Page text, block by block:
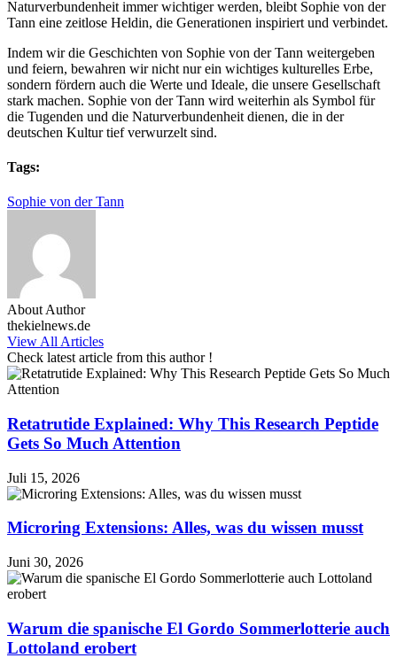
Naturverbundenheit immer wichtiger werden, bleibt Sophie von der
Tann eine zeitlose Heldin, die Generationen inspiriert und verbindet.
Indem wir die Geschichten von Sophie von der Tann weitergeben
und feiern, bewahren wir nicht nur ein wichtiges kulturelles Erbe,
sondern fördern auch die Werte und Ideale, die unsere Gesellschaft
stark machen. Sophie von der Tann wird weiterhin als Symbol für
die Tugenden und die Naturverbundenheit dienen, die in der
deutschen Kultur tief verwurzelt sind.
Tags:
Sophie von der Tann
About Author
thekielnews.de
View All Articles
Check latest article from this author !
Retatrutide Explained: Why This Research Peptide
Gets So Much Attention
Juli 15, 2026
Microring Extensions: Alles, was du wissen musst
Juni 30, 2026
Warum die spanische El Gordo Sommerlotterie auch
Lottoland erobert